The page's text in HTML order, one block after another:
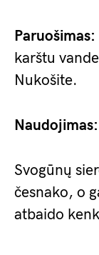
Paruošimas:
karštu
Nukošite.
Naudojimas:
Svogūnų
česnako, o
atbaido